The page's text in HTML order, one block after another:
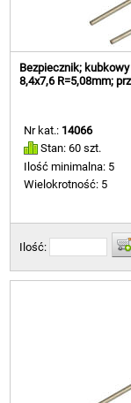
Bezpiecznik; kubkowy
8,4x7,6 R=5,08mm;
Nr kat.: 14066
Stan: 60 szt.
Ilość minimalna: 5
Wielokrotność: 5
Ilość: